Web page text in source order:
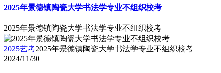
2025年景德镇陶瓷大学书法学专业不组织校考
2025年景德镇陶瓷大学书法学专业不组织校考
2025艺考2025年景德镇陶瓷大学书法学专业不组织校考
2024/11/30